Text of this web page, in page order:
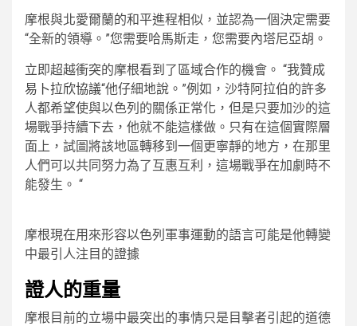
摩根與北愛爾蘭的和平進程相似，並認為一個決定需要
“全新的領導。”您需要哈馬斯走，您需要內塔尼亞胡。
立即超越衝突的摩根看到了區域合作的機會。 “我贊成
易卜拉欣協議“他仔細地說。”例如，沙特阿拉伯的許多
人都希望使與以色列的關係正常化，但是只要加沙的這
場戰爭持續下去，他就不能這樣做。只有在這個實際層
面上，試圖將該地區轉移到一個更寧靜的地方，在那里
人們可以共同努力為了互惠互利，這場戰爭在加劇時不
能發生。 “
摩根現在用來形容以色列軍事運動的語言可能是他轉變
中最引人注目的證據
證人的重量
摩根目前的立場中最突出的事情只是目擊者引起的道德